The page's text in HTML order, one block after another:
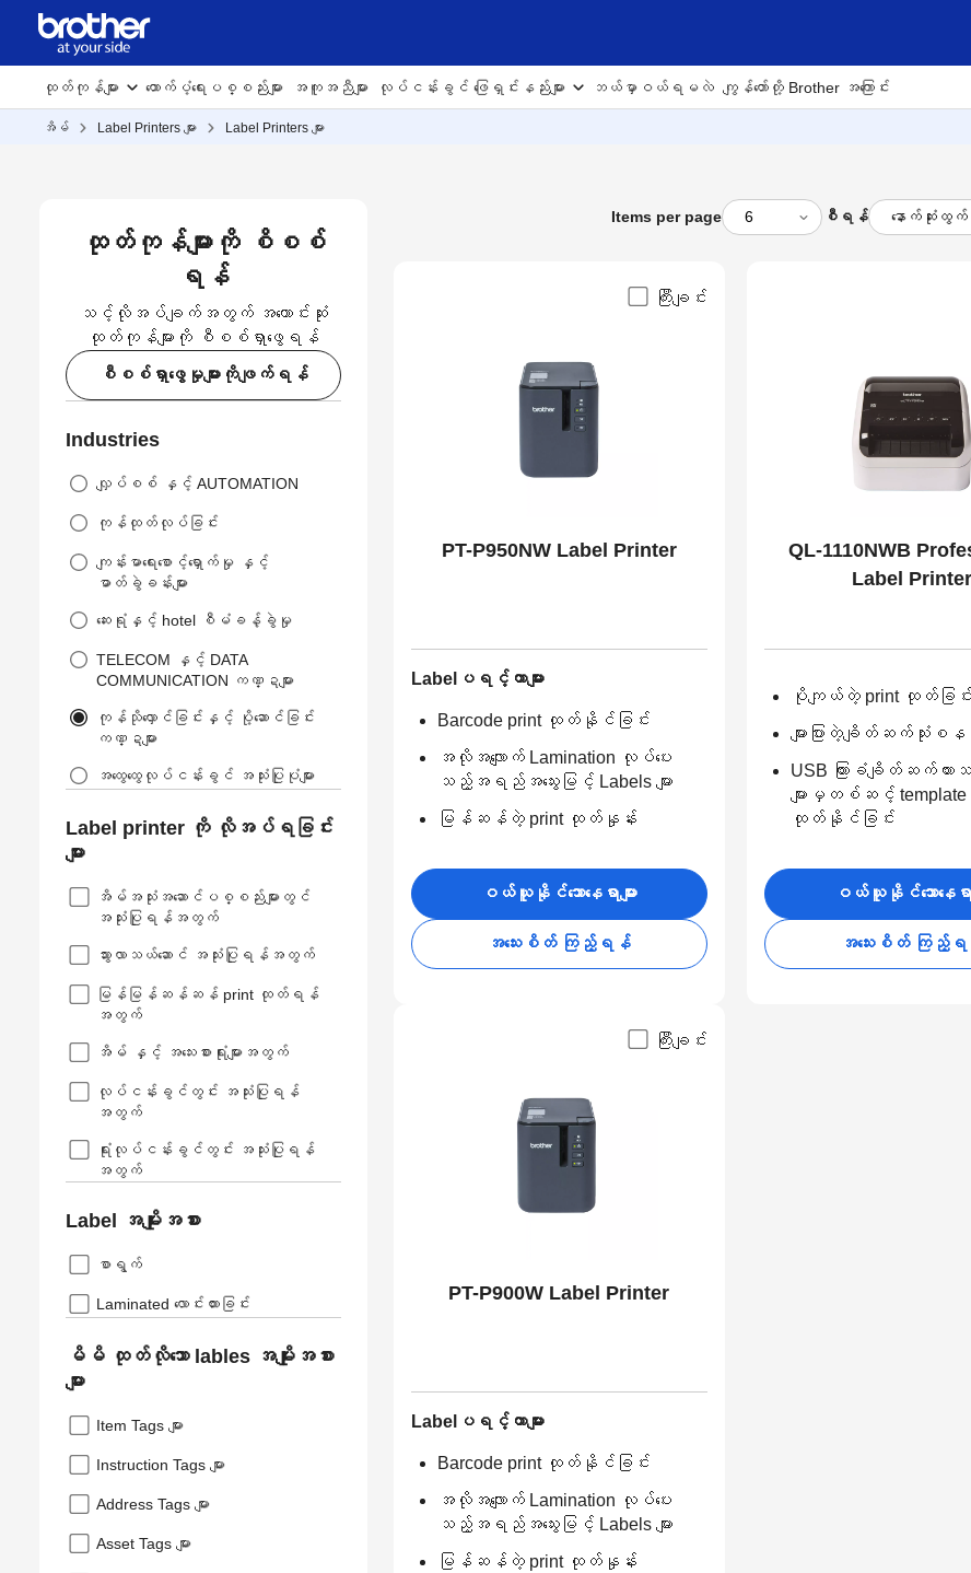
ထုတ်ကုန်များ ထောက်ပံ့ရေးပစ္စည်းများ အကူအညီများ လုပ်ငန်းခွင် ဖြေရှင်းနည်းများ ဘယ်မှာဝယ်ရမလဲ ကျွန်တော်တို့ Brother အကြောင်း
အိမ် Label Printers များ Label Printers များ
ကုန်သိုလှောင်ခြင်းနှင့်
ပို့ဆောင်ခြင်း ကဏ္ဍများ
ရွေးချယ်ခြင်းအပိုင်း(ကဏ္ဌ)ကိုအသုံးပြုပြီး သင့်လိုအပ်ချက်နှင့်ကိုက်ညီ
အကောင်းမွန်ဆုံးသော label printer ရှာဖွေရန် အကူအညီရယူပါ။
ထုတ်ကုန်များကို စိစစ်
ရန်
သင့်လိုအပ်ချက်အတွက် အကောင်းဆုံး
ထုတ်ကုန်များကို စီစစ်ရှာဖွေရန်
စီစစ်ရှာဖွေမှုများကိုဖျက်ရန်
Industries
လျှပ်စစ် နှင့် AUTOMATION
ကုန်ထုတ်လုပ်ခြင်း
ကျန်းမာရေးစောင့်ရှောက်မှု နှင့်
ဓာတ်ခွဲခန်းများ
ဆေးရုံနှင့် hotel စီမံခန့်ခွဲမှု
TELECOM နှင့် DATA
COMMUNICATION ကဏ္ဍများ
ကုန်သိုလှောင်ခြင်းနှင့် ပို့ဆောင်ခြင်း
ကဏ္ဍများ
အထွေထွေလုပ်ငန်းခွင် အသုံးပြုပုံများ
Label printer ကို လိုအပ်ရခြင်း
များ
အိမ်အသုံးအဆောင်ပစ္စည်းများတွင်
အသုံးပြုရန်အတွက်
သွားလာသယ်ဆောင် အသုံးပြုရန်အတွက်
မြန်မြန်ဆန်ဆန် print ထုတ်ရန်
အတွက်
အိမ် နှင့် အသေးစားရုံးများအတွက်
လုပ်ငန်းခွင်တွင်း အသုံးပြုရန်
အတွက်
ရုံးလုပ်ငန်းခွင်တွင်း အသုံးပြုရန်
အတွက်
Label အမျိုးအစား
စာရွက်
Laminated လောင်းထားခြင်း
မိမိ ထုတ်လိုသော lables အမျိုးအစား
များ
Item Tags များ
Instruction Tags များ
Address Tags များ
Asset Tags များ
Items per page စီရန်
ကြီးချင်း
PT-P950NW Label Printer
Labelပရင့်တာများ
Barcode print ထုတ်နိုင်ခြင်း
အလိုအလျောက် Lamination လုပ်ပေး
သည့်အရည်အသွေးမြင့် Labels များ
မြန်ဆန်တဲ့ print ထုတ်နှုန်း
ဝယ်ယူနိုင်သောနေရာများ
အသေးစိတ် ကြည့်ရန်
QL-1110NWB
Label Printer
ပိုကျယ်တဲ့ print ထုတ်ခြင်း
များပြားတဲ့ချိတ်ဆက်သုံးစနစ်
USB ကြားခံချိတ်ဆက်ထာ
များမှတစ်ဆင့် template သုံ
ထုတ်နိုင်ခြင်း
ဝယ်ယူနိုင်သောနေရာမ
အသေးစိတ် ကြည့်
ကြီးချင်း
PT-P900W Label Printer
Labelပရင့်တာများ
Barcode print ထုတ်နိုင်ခြင်း
အလိုအလျောက် Lamination လုပ်ပေး
သည့်အရည်အသွေးမြင့် Labels များ
မြန်ဆန်တဲ့ print ထုတ်နှုန်း